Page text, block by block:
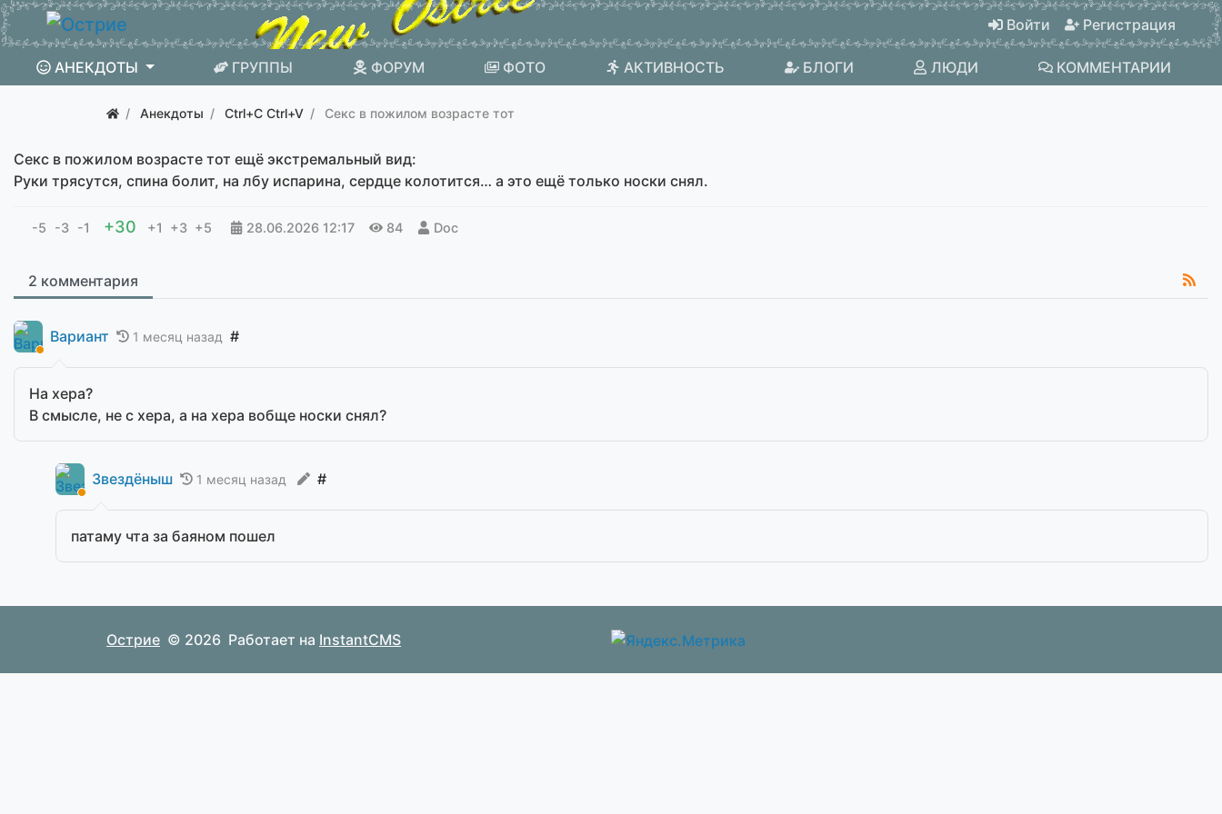
Войти Регистрация
АНЕКДОТЫ ГРУППЫ ФОРУМ ФОТО АКТИВНОСТЬ БЛОГИ ЛЮДИ КОММЕНТАРИИ
Анекдоты Ctrl+C Ctrl+V Секс в пожилом возрасте тот
Секс в пожилом возрасте тот ещё экстремальный вид:
Руки трясутся, спина болит, на лбу испарина, сердце колотится… а это ещё только носки снял.
-5 -3 -1 +30 +1 +3 +5 28.06.2026 12:17 84 Doc
2 комментария
Вариант 1 месяц назад #
На хера?
В смысле, не с хера, а на хера вобще носки снял?
Звездёныш 1 месяц назад #
патаму чта за баяном пошел
Острие © 2026 Работает на InstantCMS